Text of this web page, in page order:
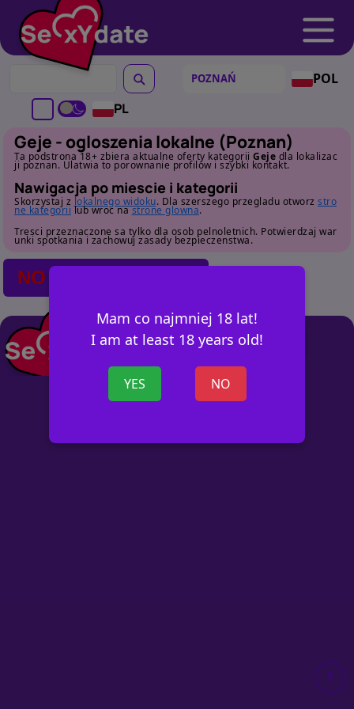
POL
PL
Mam co najmniej 18 lat!
I am at least 18 years old!
YES NO
Geje - ogloszenia lokalne (Poznan)
Ta podstrona 18+ zbiera aktualne oferty kategorii Geje dla lokalizac
ji poznan. Ulatwia to porownanie profilow i szybki kontakt.
Nawigacja po miescie i kategorii
Skorzystaj z lokalnego widoku. Dla szerszego przegladu otworz stro
ne kategorii lub wroc nastrone glowna.
Tresci przeznaczone sa tylko dla osob pelnoletnich. Potwierdzaj war
unki spotkania i zachowuj zasady bezpieczenstwa.
NO POSTS FOUND
+ OGŁOSZ